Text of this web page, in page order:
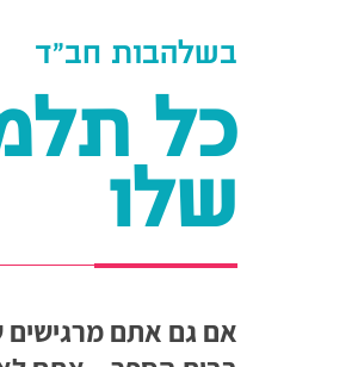
בשלהבות חב"ד
כל
שלו
אם גם אתם מרגישים